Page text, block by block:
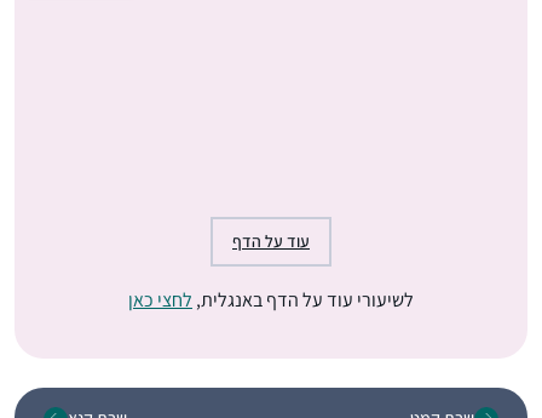
עוד על הדף
לשיעורי עוד על הדף באנגלית, לחצי כאן